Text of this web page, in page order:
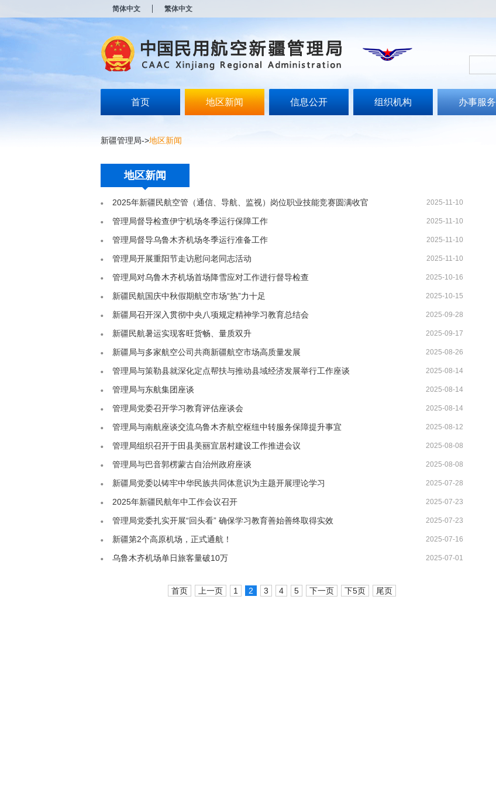
简体中文 繁体中文
首页 地区新闻 信息公开 组织机构 办事服务
新疆管理局->地区新闻
地区新闻
2025年新疆民航空管（通信、导航、监视）岗位职业技能竞赛圆满收官 2025-11-10
管理局督导检查伊宁机场冬季运行保障工作 2025-11-10
管理局督导乌鲁木齐机场冬季运行准备工作 2025-11-10
管理局开展重阳节走访慰问老同志活动 2025-11-10
管理局对乌鲁木齐机场首场降雪应对工作进行督导检查 2025-10-16
新疆民航国庆中秋假期航空市场“热”力十足 2025-10-15
新疆局召开深入贯彻中央八项规定精神学习教育总结会 2025-09-28
新疆民航暑运实现客旺货畅、量质双升 2025-09-17
新疆局与多家航空公司共商新疆航空市场高质量发展 2025-08-26
管理局与策勒县就深化定点帮扶与推动县域经济发展举行工作座谈 2025-08-14
管理局与东航集团座谈 2025-08-14
管理局党委召开学习教育评估座谈会 2025-08-14
管理局与南航座谈交流乌鲁木齐航空枢纽中转服务保障提升事宜 2025-08-12
管理局组织召开于田县美丽宜居村建设工作推进会议 2025-08-08
管理局与巴音郭楞蒙古自治州政府座谈 2025-08-08
新疆局党委以铸牢中华民族共同体意识为主题开展理论学习 2025-07-28
2025年新疆民航年中工作会议召开 2025-07-23
管理局党委扎实开展“回头看” 确保学习教育善始善终取得实效 2025-07-23
新疆第2个高原机场，正式通航！ 2025-07-16
乌鲁木齐机场单日旅客量破10万 2025-07-01
首页 上一页 1 2 3 4 5 下一页 下5页 尾页
打
无
障